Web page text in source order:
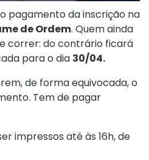
pagamento da inscrição na
de Ordem. Quem ainda
correr: do contrário ficará
para o dia 30/04.
de forma equivocada, o
Tem de pagar
impressos até às 16h, de